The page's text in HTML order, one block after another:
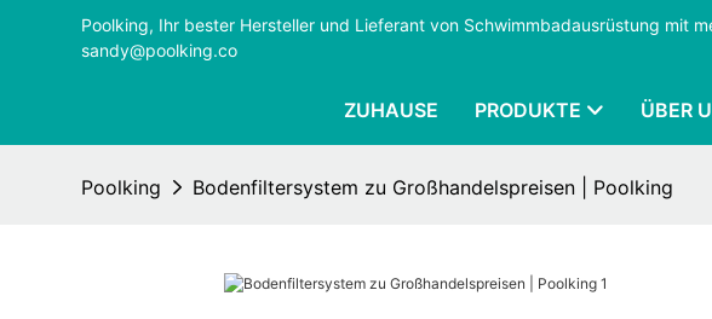
Poolking, Ihr bester Hersteller und Lieferant von Schwimmbadausrüstung mit
sandy@poolking.co
ZUHAUSE PRODUKTE ÜBER
Poolking Bodenfiltersystem zu Großhandelspreisen | Poolking